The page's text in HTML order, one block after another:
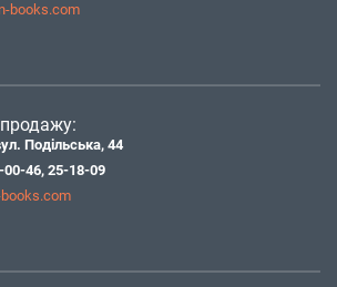
books.com
продажу:
Подільська, 44
00-46, 25-18-09